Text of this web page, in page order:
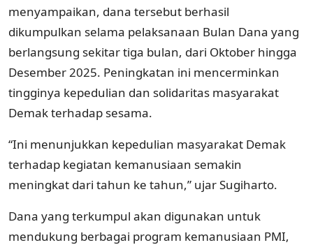
menyampaikan, dana tersebut berhasil
dikumpulkan selama pelaksanaan Bulan Dana yang
berlangsung sekitar tiga bulan, dari Oktober hingga
Desember 2025. Peningkatan ini mencerminkan
tingginya kepedulian dan solidaritas masyarakat
Demak terhadap sesama.
“Ini menunjukkan kepedulian masyarakat Demak
terhadap kegiatan kemanusiaan semakin
meningkat dari tahun ke tahun,” ujar Sugiharto.
Dana yang terkumpul akan digunakan untuk
mendukung berbagai program kemanusiaan PMI,